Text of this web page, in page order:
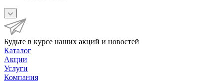
Будьте в курсе наших акций и новостей
Каталог
Акции
Услуги
Компания